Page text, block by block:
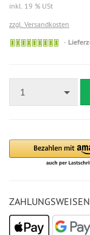
inkl. 19 % USt
zzgl. Versandkosten
1
ZAHLUNGSWEISEN